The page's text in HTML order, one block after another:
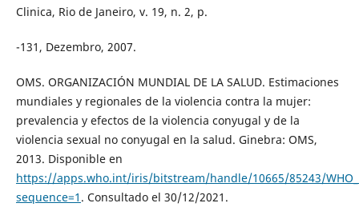
Clinica, Rio de Janeiro, v. 19, n. 2, p.
-131, Dezembro, 2007.
OMS. ORGANIZACIÓN MUNDIAL DE LA SALUD. Estimaciones
mundiales y regionales de la violencia contra la mujer:
prevalencia y efectos de la violencia conyugal y de la
violencia sexual no conyugal en la salud. Ginebra: OMS,
2013. Disponible en
https://apps.who.int/iris/bitstream/handle/10665/85243/
sequence=1 . Consultado el 30/12/2021.